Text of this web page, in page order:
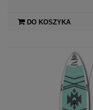
DO KOSZYKA